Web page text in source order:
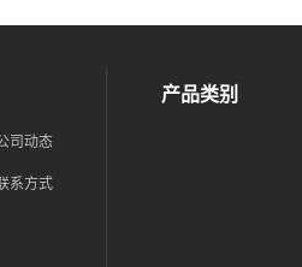
司动态
系方式
产品类别